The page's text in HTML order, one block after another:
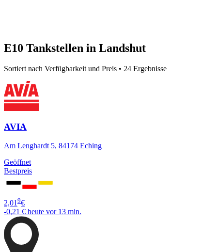
E10 Tankstellen in Landshut
Sortiert nach Verfügbarkeit und Preis • 24 Ergebnisse
AVIA
Am Lenghardt 5, 84174 Eching
Geöffnet
Bestpreis
2,01 9€
-0,21 € heute vor 13 min.